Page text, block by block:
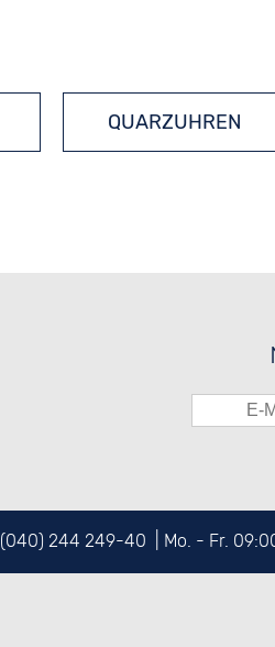
QUARZUHREN
(040) 244 249-40 | Mo. - Fr.